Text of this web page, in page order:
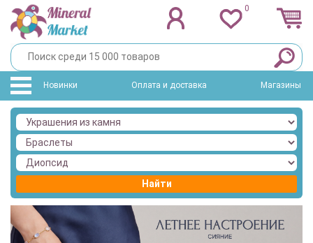
0
Новинки Оплата и доставка Магазины
Найти